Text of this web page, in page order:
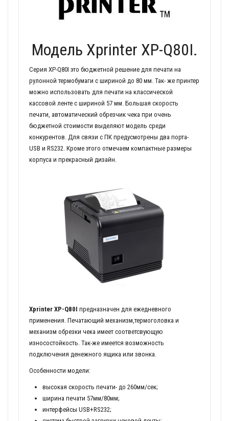
Модель Xprinter XP-Q80I.
Серия XP-Q80I это бюджетной решение для печати на
рулонной термобумаги с шириной до 80 мм. Так- же принтер
можно использовать для печати на классической
кассовой ленте с шириной 57 мм. Большая скорость
печати, автоматический обрезчик чека при очень
бюджетной стоимости выделяют модель среди
конкурентов. Для связи с ПК предусмотрены два порта-
USB и RS232. Кроме этого отмечаем компактные размеры
корпуса и прекрасный дизайн.
Xprinter XP-Q80I предназначен для ежедневного
применения. Печатающий механизм,термоголовка и
механизм обрезки чека имеет соответсвующую
износостойкость. Так-же имеется возможность
подключения денежного ящика или звонка.
Особенности модели:
высокая скорость печати- до 260мм/сек;
ширина печати 57мм/80мм;
интерфейсы USB+RS232;